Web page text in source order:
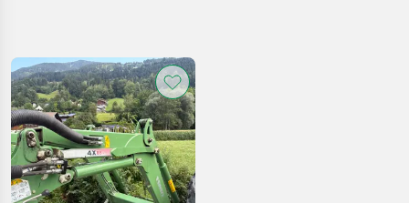
Kategorie 5 Land
AKTUELLER
PFAD
Landtechnik
Zurücksetzen
13
Ergebnisse
anzeigen